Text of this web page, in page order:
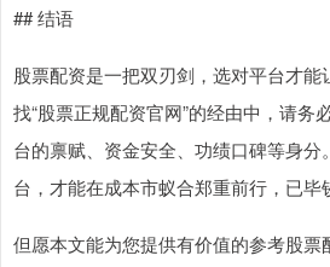
## 结语
股票配资是一把双刃剑，选对平台才
找“股票正规配资官网”的经由中，请务
台的禀赋、资金安全、功绩口碑等身
台，才能在成本市蚁合郑重前行，已毕
但愿本文能为您提供有价值的参考股